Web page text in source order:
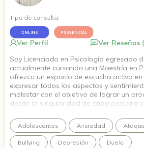
Tipo de consulta:
ONLINE PRESENCIAL
Ver Perfil
Ver Reseñas
Soy Licenciado en Psicología egresado
actualmente cursando una Maestría en
ofrezco un espacio de escucha activa
expresar todos los aspectos y
malestar con el objetivo de lograr un
desde la singularidad de cada persona
Adolescentes Ansiedad
Bullying Depresión Duelo